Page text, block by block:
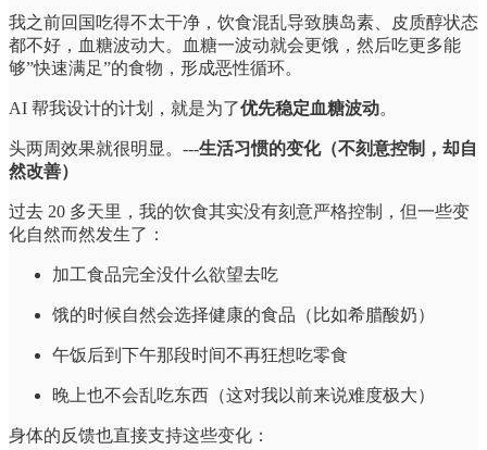
我之前回国吃得不太干净，饮食混乱导致胰岛素、皮质醇状态
都不好，血糖波动大。血糖一波动就会更饿，然后吃更多能
够”快速满足”的食物，形成恶性循环。
AI 帮我设计的计划，就是为了优先稳定血糖波动。
头两周效果就很明显。---生活习惯的变化（不刻意控制，却自
然改善）
过去 20 多天里，我的饮食其实没有刻意严格控制，但一些变
化自然而然发生了：
加工食品完全没什么欲望去吃
饿的时候自然会选择健康的食品（比如希腊酸奶）
午饭后到下午那段时间不再狂想吃零食
晚上也不会乱吃东西（这对我以前来说难度极大）
身体的反馈也直接支持这些变化：